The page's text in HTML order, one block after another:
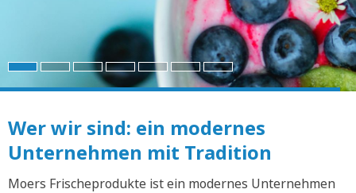
Wer wir sind: ein modernes
Unternehmen mit Tradition
Moers Frischeprodukte ist ein modernes Unternehmen